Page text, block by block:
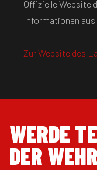
Offizielle Website
Informationen aus
Zur Website des
WERDE
DER